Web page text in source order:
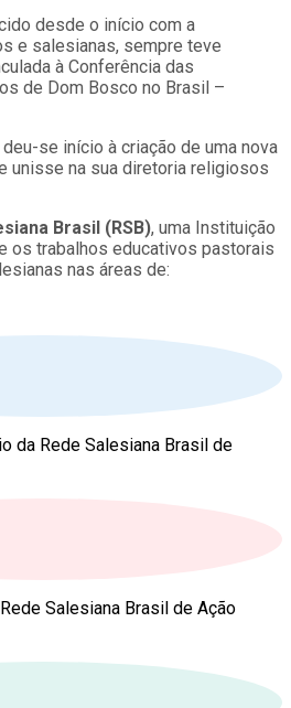
desde o início com a
e salesianas, sempre teve
à Conferência das
de Dom Bosco no Brasil –
se início à criação de uma nova
unisse na sua diretoria religiosos
Brasil (RSB), uma Instituição
os trabalhos educativos pastorais
nas áreas de:
da Rede Salesiana Brasil de
Salesiana Brasil de Ação